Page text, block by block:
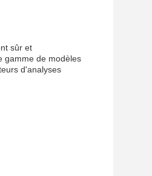
sûr et
gamme de modèles
d'analyses